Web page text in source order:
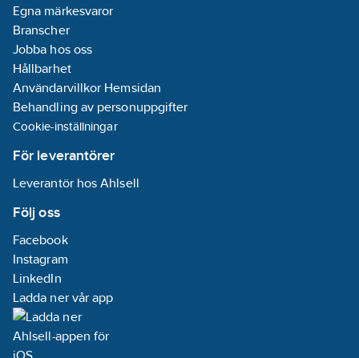
Egna märkesvaror
Branscher
Jobba hos oss
Hållbarhet
Användarvillkor Hemsidan
Behandling av personuppgifter
Cookie-inställningar
För leverantörer
Leverantör hos Ahlsell
Följ oss
Facebook
Instagram
LinkedIn
Ladda ner vår app